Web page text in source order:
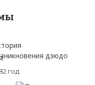
дзюдо
годSony - Вся правда